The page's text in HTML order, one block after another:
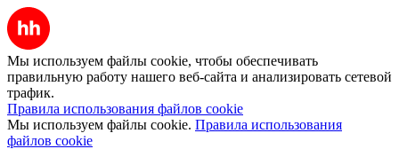
Мы используем файлы cookie, чтобы обеспечивать
правильную работу нашего веб-сайта и анализировать сетевой
трафик.
Правила использования файлов cookie
Мы используем файлы cookie. Правила использования
файлов cookie